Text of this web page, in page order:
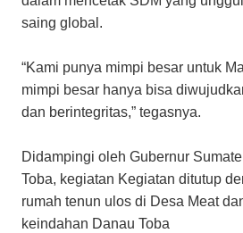
saing global.
“Kami punya mimpi besar untuk
mimpi besar hanya bisa
dan berintegritas,” tegasnya.
Didampingi oleh Gubernur
Toba, kegiatan Kegiatan ditutup
rumah tenun ulos di Desa Meat
keindahan Danau Toba